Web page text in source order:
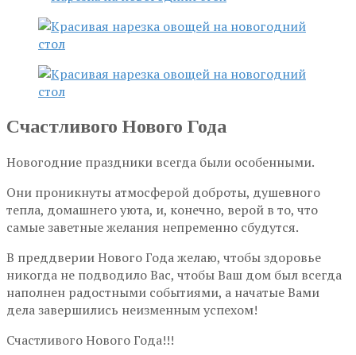
Счастливого Нового Года
Новогодние праздники всегда были особенными.
Они проникнуты атмосферой доброты, душевного
тепла, домашнего уюта, и, конечно, верой в то, что
самые заветные желания непременно сбудутся.
В преддверии Нового Года желаю, чтобы здоровье
никогда не подводило Вас, чтобы Ваш дом был всегда
наполнен радостными событиями, а начатые Вами
дела завершились неизменным успехом!
Счастливого Нового Года!!!